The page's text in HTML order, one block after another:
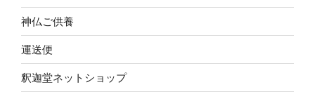
神仏ご供養
運送便
釈迦堂ネットショップ